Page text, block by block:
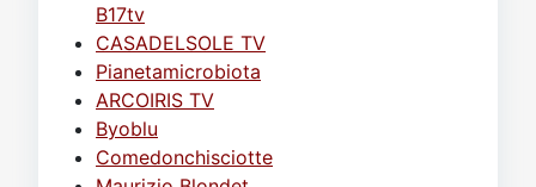
B17tv
CASADELSOLE TV
Pianetamicrobiota
ARCOIRIS TV
Byoblu
Comedonchisciotte